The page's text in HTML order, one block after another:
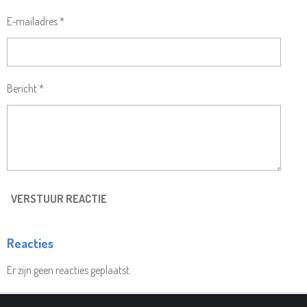
E-mailadres *
Bericht *
VERSTUUR REACTIE
Reacties
Er zijn geen reacties geplaatst.